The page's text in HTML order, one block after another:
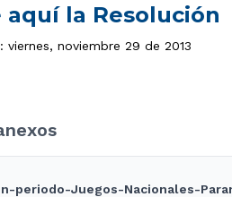
aquí la Resolución
noviembre 29 de 2013
periodo-Juegos-Nacionales-